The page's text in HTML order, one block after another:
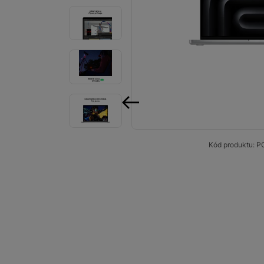
Smart
Počítače a notebooky
Péče o zdraví a tělo
Kód produktu: